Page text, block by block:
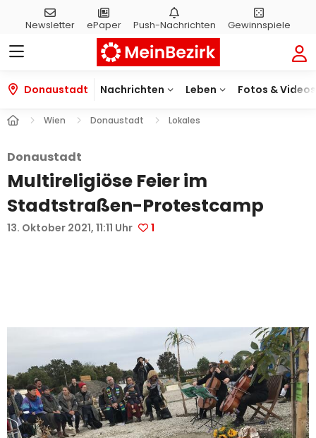
Newsletter ePaper Push-Nachrichten Gewinnspiele
Donaustadt Nachrichten Leben Fotos & Videos
Wien Donaustadt Lokales
Donaustadt
Multireligiöse Feier im
Stadtstraßen-Protestcamp
13. Oktober 2021, 11:11 Uhr 1